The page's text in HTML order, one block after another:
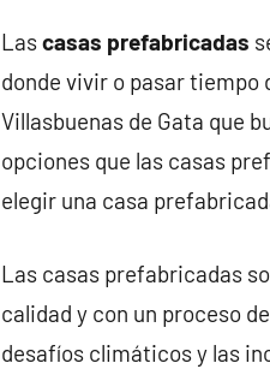
Lascasas prefabricadas
donde vivir o pasar tiempo
Villasbuenas de Gata que
opciones que las casas
elegir una casa
Las casas prefabricadas
calidad y con un proceso
desafíos climáticos y las